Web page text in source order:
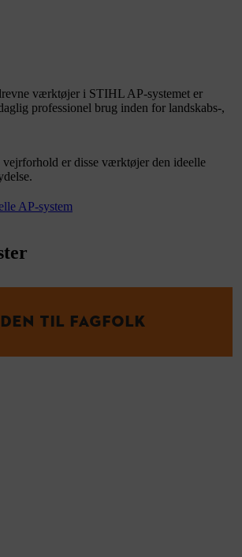
værktøjer i STIHL AP-systemet er
professionel brug inden for landskabs-,
vejrforhold er disse værktøjer den ideelle
AP-system
TIL FAGFOLK